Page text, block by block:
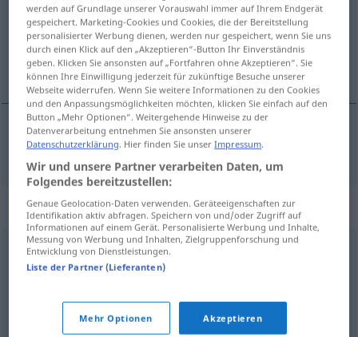
Übersicht aller Übersetzungen
(Für mehr Details die Übersetzung anklicken/antippen)
combatif
combatif kämpferischa. FIG
Synonyme für "kämpferisch"
kriegerisch,kampfbereit,streitbar
werden auf Grundlage unserer Vorauswahl immer auf Ihrem Endgerät
gespeichert. Marketing-Cookies und Cookies, die der Bereitstellung
personalisierter Werbung dienen, werden nur gespeichert, wenn Sie uns
durch einen Klick auf den „Akzeptieren“-Button Ihr Einverständnis
geben. Klicken Sie ansonsten auf „Fortfahren ohne Akzeptieren“. Sie
können Ihre Einwilligung jederzeit für zukünftige Besuche unserer
Webseite widerrufen. Wenn Sie weitere Informationen zu den Cookies
und den Anpassungsmöglichkeiten möchten, klicken Sie einfach auf den
Button „Mehr Optionen“. Weitergehende Hinweise zu der
Datenverarbeitung entnehmen Sie ansonsten unserer
Datenschutzerklärung. Hier finden Sie unserImpressum.
Wir und unsere Partner verarbeiten Daten, um
Folgendes bereitzustellen:
Genaue Geolocation-Daten verwenden. Geräteeigenschaften zur
Identifikation aktiv abfragen. Speichern von und/oder Zugriff auf
Informationen auf einem Gerät. Personalisierte Werbung und Inhalte,
Messung von Werbung und Inhalten, Zielgruppenforschung und
Entwicklung von Dienstleistungen.
Liste der Partner (Lieferanten)
Mehr Optionen Akzeptieren